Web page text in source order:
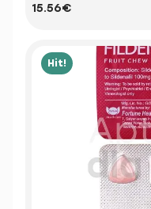
15.56€
Hit!